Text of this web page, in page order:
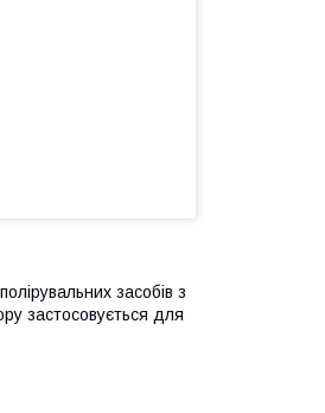
засобів з
застосовується для